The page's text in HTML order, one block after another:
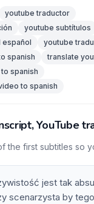
youtube traductor
youtube subtítulos
español
youtube
spanish
translate
spanish
to spanish
YouTube
the first subtitles so
jest tak
scenarzysta by